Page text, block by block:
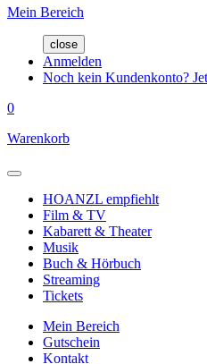
Mein Bereich
close
Anmelden
Noch kein Kundenkonto?
0
Warenkorb
HOANZL empfiehlt
Film & TV
Kabarett & Theater
Musik
Buch & Hörbuch
Streaming
Tickets
Mein Bereich
Gutschein
Kontakt